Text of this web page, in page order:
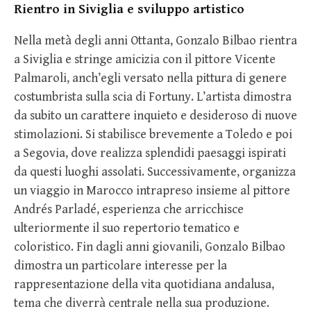
Rientro in Siviglia e sviluppo artistico
Nella metà degli anni Ottanta, Gonzalo Bilbao rientra
a Siviglia e stringe amicizia con il pittore Vicente
Palmaroli, anch’egli versato nella pittura di genere
costumbrista sulla scia di Fortuny. L’artista dimostra
da subito un carattere inquieto e desideroso di nuove
stimolazioni. Si stabilisce brevemente a Toledo e poi
a Segovia, dove realizza splendidi paesaggi ispirati
da questi luoghi assolati. Successivamente, organizza
un viaggio in Marocco intrapreso insieme al pittore
Andrés Parladé, esperienza che arricchisce
ulteriormente il suo repertorio tematico e
coloristico. Fin dagli anni giovanili, Gonzalo Bilbao
dimostra un particolare interesse per la
rappresentazione della vita quotidiana andalusa,
tema che diverrà centrale nella sua produzione.